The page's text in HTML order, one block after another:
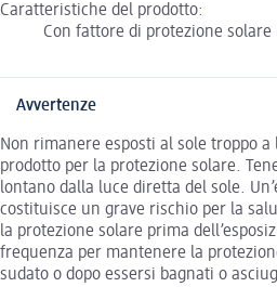
Caratteristiche del prodotto:
Con fattore di protezione solare
Avvertenze
Non rimanere esposti al sole troppo
prodotto per la protezione solare.
lontano dalla luce diretta del sole.
costituisce un grave rischio per la
la protezione solare prima
frequenza per mantenere la
sudato o dopo essersi bagnati o